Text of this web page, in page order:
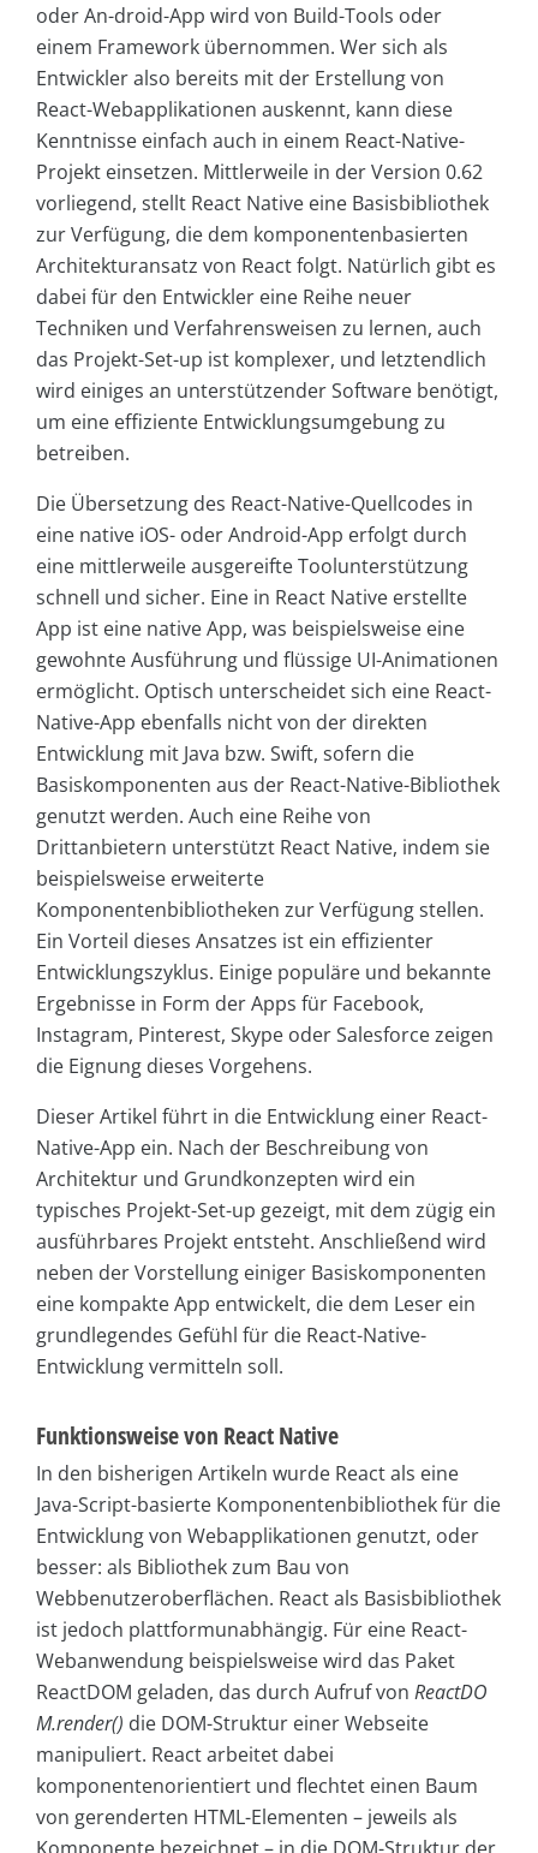
oder An-droid-App wird von Build-Tools oder
einem Framework übernommen. Wer sich als
Entwickler also bereits mit der Erstellung von
React-Webapplikationen auskennt, kann diese
Kenntnisse einfach auch in einem React-Native-
Projekt einsetzen. Mittlerweile in der Version 0.62
vorliegend, stellt React Native eine Basisbibliothek
zur Verfügung, die dem komponentenbasierten
Architekturansatz von React folgt. Natürlich gibt es
dabei für den Entwickler eine Reihe neuer
Techniken und Verfahrensweisen zu lernen, auch
das Projekt-Set-up ist komplexer, und letztendlich
wird einiges an unterstützender Software benötigt,
um eine effiziente Entwicklungsumgebung zu
betreiben.
Die Übersetzung des React-Native-Quellcodes in
eine native iOS- oder Android-App erfolgt durch
eine mittlerweile ausgereifte Toolunterstützung
schnell und sicher. Eine in React Native erstellte
App ist eine native App, was beispielsweise eine
gewohnte Ausführung und flüssige UI-Animationen
ermöglicht. Optisch unterscheidet sich eine React-
Native-App ebenfalls nicht von der direkten
Entwicklung mit Java bzw. Swift, sofern die
Basiskomponenten aus der React-Native-Bibliothek
genutzt werden. Auch eine Reihe von
Drittanbietern unterstützt React Native, indem sie
beispielsweise erweiterte
Komponentenbibliotheken zur Verfügung stellen.
Ein Vorteil dieses Ansatzes ist ein effizienter
Entwicklungszyklus. Einige populäre und bekannte
Ergebnisse in Form der Apps für Facebook,
Instagram, Pinterest, Skype oder Salesforce zeigen
die Eignung dieses Vorgehens.
Dieser Artikel führt in die Entwicklung einer React-
Native-App ein. Nach der Beschreibung von
Architektur und Grundkonzepten wird ein
typisches Projekt-Set-up gezeigt, mit dem zügig ein
ausführbares Projekt entsteht. Anschließend wird
neben der Vorstellung einiger Basiskomponenten
eine kompakte App entwickelt, die dem Leser ein
grundlegendes Gefühl für die React-Native-
Entwicklung vermitteln soll.
Funktionsweise von React Native
In den bisherigen Artikeln wurde React als eine
Java-Script-basierte Komponentenbibliothek für die
Entwicklung von Webapplikationen genutzt, oder
besser: als Bibliothek zum Bau von
Webbenutzeroberflächen. React als Basisbibliothek
ist jedoch plattformunabhängig. Für eine React-
Webanwendung beispielsweise wird das Paket
ReactDOM geladen, das durch Aufruf von ReactDO
M.render() die DOM-Struktur einer Webseite
manipuliert. React arbeitet dabei
komponentenorientiert und flechtet einen Baum
von gerenderten HTML-Elementen – jeweils als